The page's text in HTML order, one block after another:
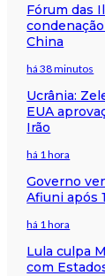
Fórum das
China
há 38 minutos
Ucrânia:
EUA
Irão
há 1 hora
Governo
Afiuni após
há 1 hora
Lula culpa
com